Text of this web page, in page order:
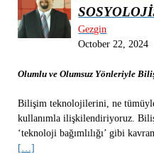
Gezgin
October 22, 2024
Olumlu ve Olumsuz Yönleriyle
Bilişim teknolojilerini, ne
kullanımla ilişkilendiriyoruz.
‘teknoloji bağımlılığı’ gibi
[…]